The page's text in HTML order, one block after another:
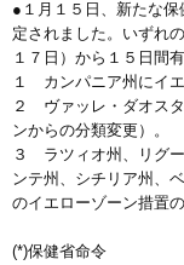
●１月１５日、新たな
定されました。いずれ
１７日）から１５日間有
１ カンパニア州にイエ
２ ヴァッレ・ダオス
ンからの分類変更）。
３ ラツィオ州、リグ
ンテ州、シチリア州、
のイエローゾーン措置
(*)保健省命令